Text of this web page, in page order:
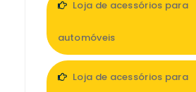
Loja de acessórios para
automóveis
Loja de acessórios para